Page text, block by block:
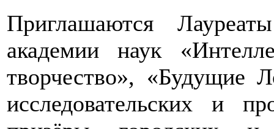
Приглашаются
академии наук
творчество», «Будущие
исследовательских и